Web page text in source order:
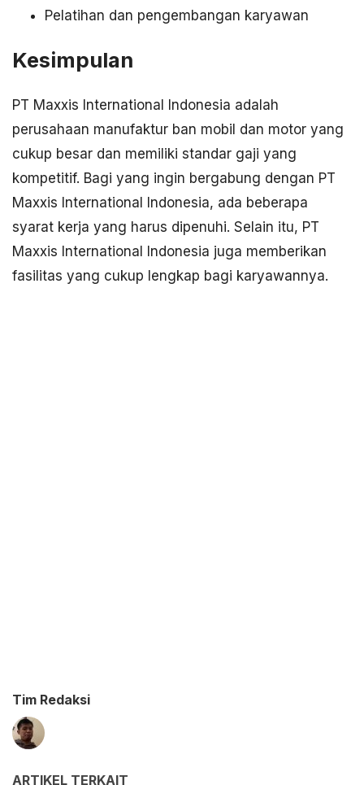
Pelatihan dan pengembangan karyawan
Kesimpulan
PT Maxxis International Indonesia adalah
perusahaan manufaktur ban mobil dan motor yang
cukup besar dan memiliki standar gaji yang
kompetitif. Bagi yang ingin bergabung dengan PT
Maxxis International Indonesia, ada beberapa
syarat kerja yang harus dipenuhi. Selain itu, PT
Maxxis International Indonesia juga memberikan
fasilitas yang cukup lengkap bagi karyawannya.
Tim Redaksi
ARTIKEL TERKAIT